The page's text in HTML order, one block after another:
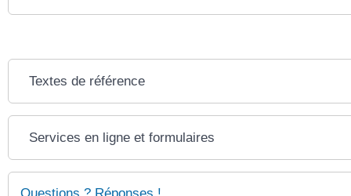
Textes de référence
Services en ligne et formulaires